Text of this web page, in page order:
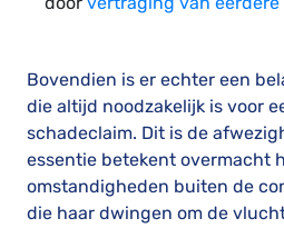
Bovendien is er echter een
die altijd noodzakelijk is voor
schadeclaim. Dit is de
essentie betekent overmacht
omstandigheden buiten de
die haar dwingen om de